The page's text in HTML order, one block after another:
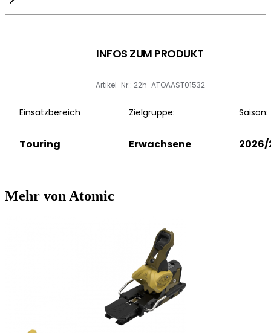
INFOS ZUM PRODUKT
Artikel-Nr.: 22h-ATOAAST01532
Einsatzbereich
Touring
Zielgruppe:
Erwachsene
Saison:
2026/
Mehr von Atomic